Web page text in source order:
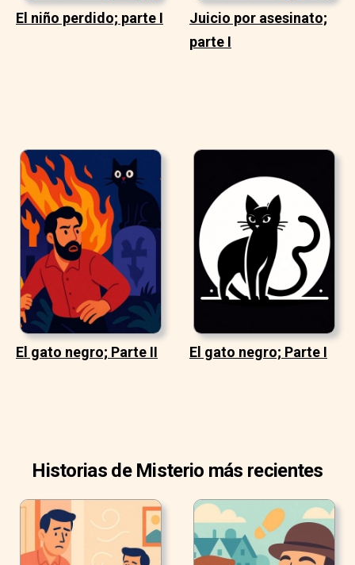
El niño perdido; parte I
Juicio por asesinato;
parte I
El gato negro; Parte II El gato negro; Parte I
Historias de Misterio más recientes